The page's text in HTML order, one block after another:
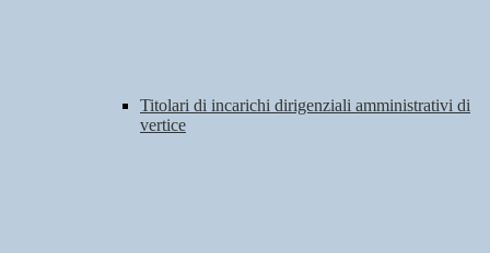
Titolari di incarichi dirigenziali amministrativi di
vertice